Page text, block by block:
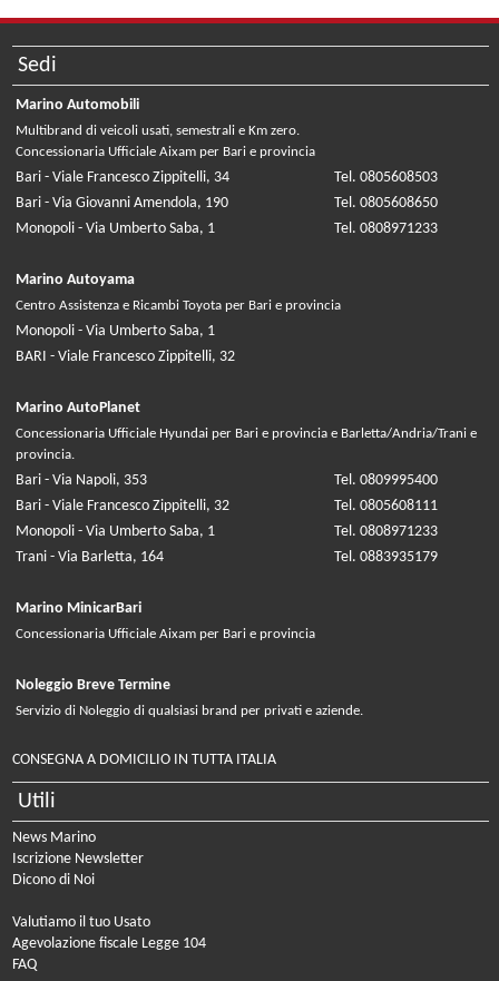
Sedi
Marino Automobili
Multibrand di veicoli usati, semestrali e Km zero.
Concessionaria Ufficiale Aixam per Bari e provincia
Bari - Viale Francesco Zippitelli, 34
Tel. 0805608503
Bari - Via Giovanni Amendola, 190
Tel. 0805608650
Monopoli - Via Umberto Saba, 1
Tel. 0808971233
Marino Autoyama
Centro Assistenza e Ricambi Toyota per Bari e provincia
Monopoli - Via Umberto Saba, 1
BARI - Viale Francesco Zippitelli, 32
Marino AutoPlanet
Concessionaria Ufficiale Hyundai per Bari e provincia e Barletta/Andria/Trani e
provincia.
Bari - Via Napoli, 353
Tel. 0809995400
Bari - Viale Francesco Zippitelli, 32
Tel. 0805608111
Monopoli - Via Umberto Saba, 1
Tel. 0808971233
Trani - Via Barletta, 164
Tel. 0883935179
Marino MinicarBari
Concessionaria Ufficiale Aixam per Bari e provincia
Noleggio Breve Termine
Servizio di Noleggio di qualsiasi brand per privati e aziende.
CONSEGNA A DOMICILIO IN TUTTA ITALIA
Utili
News Marino
Iscrizione Newsletter
Dicono di Noi
Valutiamo il tuo Usato
Agevolazione fiscale Legge 104
FAQ